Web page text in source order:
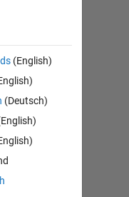
(English)
(Deutsch)